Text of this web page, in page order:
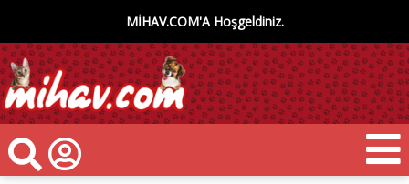
MİHAV.COM'A Hoşgeldiniz.